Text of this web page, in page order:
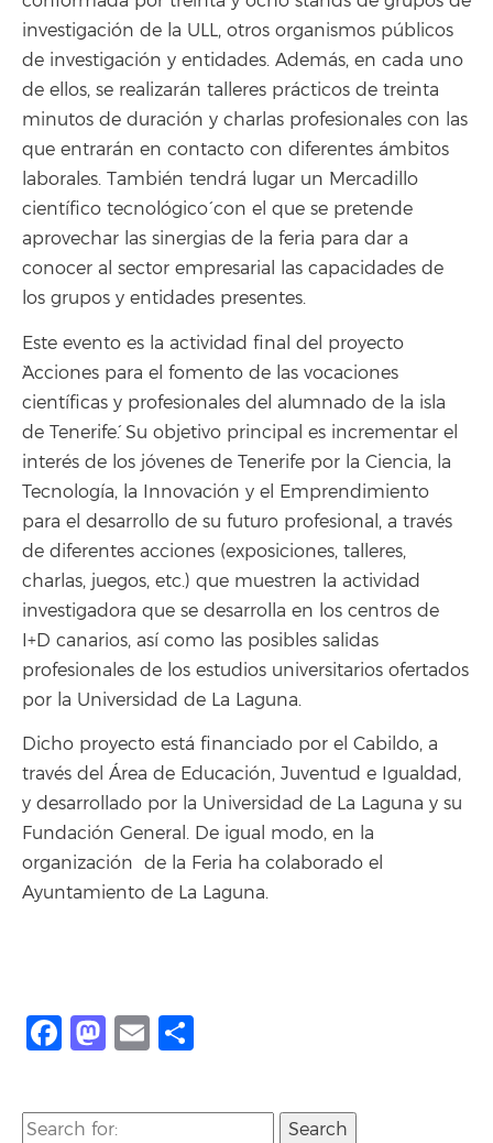
investigación de la ULL, otros organismos públicos
de investigación y entidades. Además, en cada uno
de ellos, se realizarán talleres prácticos de treinta
minutos de duración y charlas profesionales con las
que entrarán en contacto con diferentes ámbitos
laborales. También tendrá lugar un `Mercadillo
científico tecnológico´ con el que se pretende
aprovechar las sinergias de la feria para dar a
conocer al sector empresarial las capacidades de
los grupos y entidades presentes.
Este evento es la actividad final del proyecto
`Acciones para el fomento de las vocaciones
científicas y profesionales del alumnado de la isla
de Tenerife´. Su objetivo principal es incrementar el
interés de los jóvenes de Tenerife por la Ciencia, la
Tecnología, la Innovación y el Emprendimiento
para el desarrollo de su futuro profesional, a través
de diferentes acciones (exposiciones, talleres,
charlas, juegos, etc.) que muestren la actividad
investigadora que se desarrolla en los centros de
I+D canarios, así como las posibles salidas
profesionales de los estudios universitarios ofertados
por la Universidad de La Laguna.
Dicho proyecto está financiado por el Cabildo, a
través del Área de Educación, Juventud e Igualdad,
y desarrollado por la Universidad de La Laguna y su
Fundación General. De igual modo, en la
organización de la Feria ha colaborado el
Ayuntamiento de La Laguna.
Facebook
Mastodon
Email
Search